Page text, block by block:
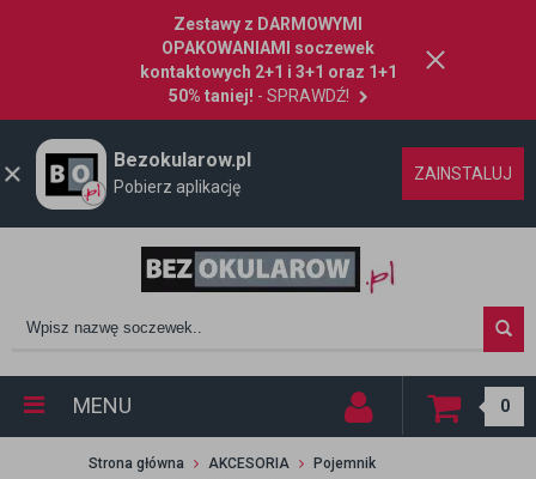
Zestawy z DARMOWYMI
OPAKOWANIAMI soczewek
kontaktowych 2+1 i 3+1 oraz 1+1
50% taniej! - SPRAWDŹ!
Bezokularow.pl
Pobierz aplikację
ZAINSTALUJ
MENU 0
Strona główna AKCESORIA
Pojemnik